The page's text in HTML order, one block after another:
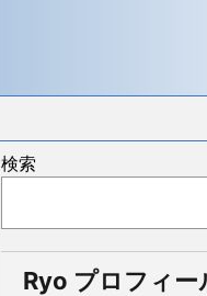
検索
Ryo プロフィー